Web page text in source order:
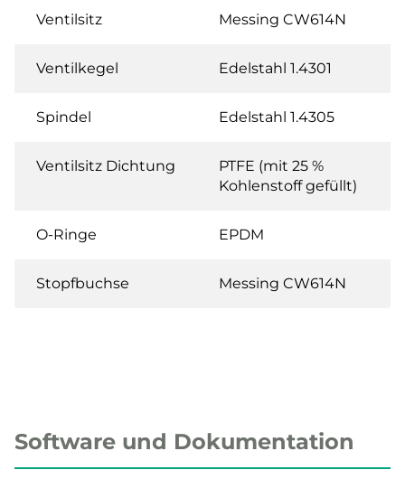
Ventilsitz Messing CW614N
Ventilkegel Edelstahl 1.4301
Spindel Edelstahl 1.4305
Ventilsitz Dichtung
PTFE (mit 25 %
Kohlenstoff gefüllt)
O-Ringe EPDM
Stopfbuchse Messing CW614N
Software und Dokumentation